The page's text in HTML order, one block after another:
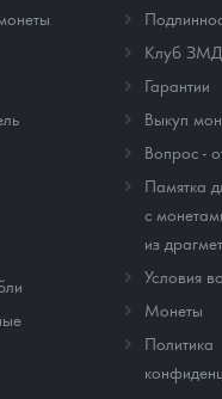
Клуб ЗМД
Гарантии
Выкуп
Вопрос -
Памятка
с
из
Условия
Монеты
Политика